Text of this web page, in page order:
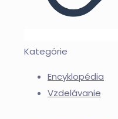
Kategórie
Encyklopédia
Vzdelávanie